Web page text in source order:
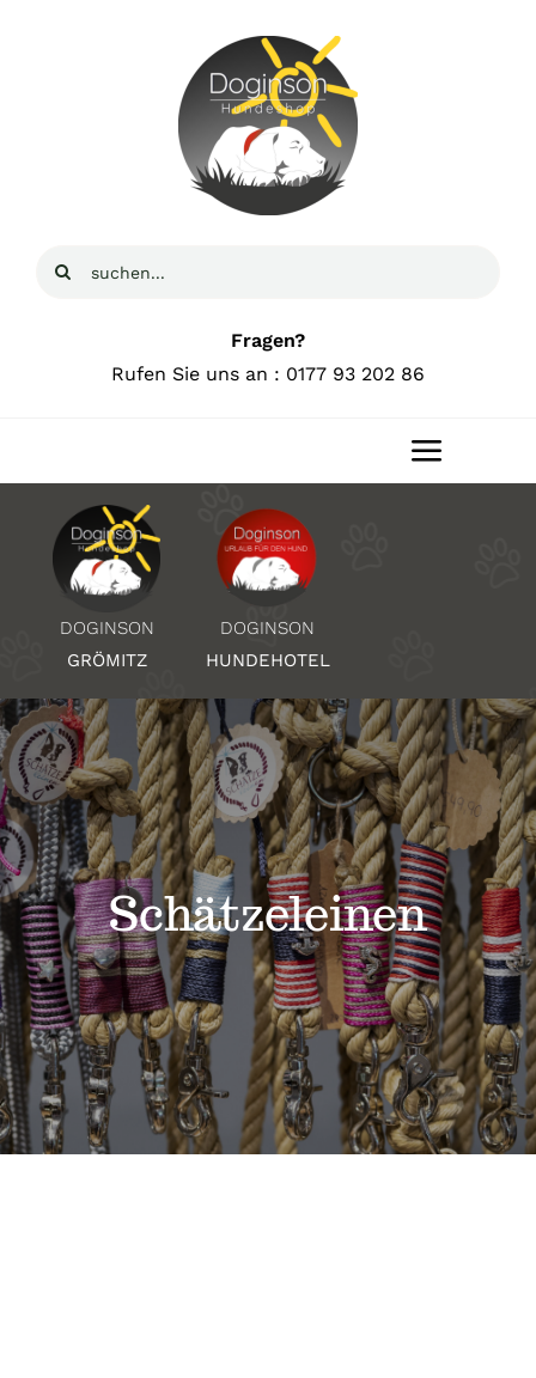
Suche
Fragen?
Rufen Sie uns an : 0177 93 202 86
Toggle
Home
Über Uns
Kontakt
DOGINSON
GRÖMITZ
DOGINSON
HUNDEHOTEL
Schätzeleinen